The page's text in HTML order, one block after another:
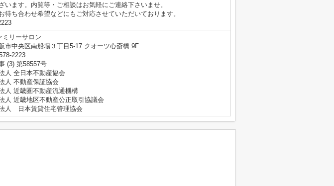
います。内覧等・ご相談はお気軽にご連絡下さいませ。
待ち合わせ希望などにもご対応させていただいております。
ミリーサロン
市中央区南船場３丁目5-17 クオーツ心斎橋 9F
2223
(3) 第58557号
人 全日本不動産協会
人 不動産保証協会
人 近畿圏不動産流通機構
人 近畿地区不動産公正取引協議会
人 日本賃貸住宅管理協会